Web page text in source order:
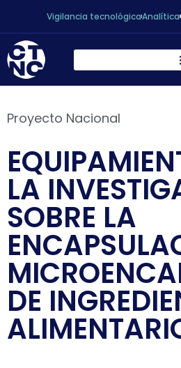
Vigilancia tecnológicaAnalítica
Proyecto Nacional
LA
SOBRE LA
DE